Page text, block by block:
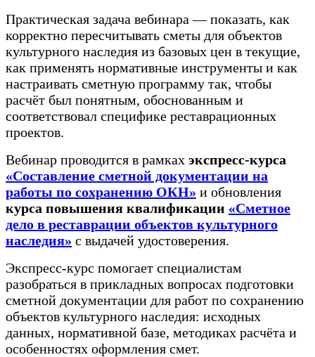
Практическая задача вебинара — показать, как
корректно пересчитывать сметы для объектов
культурного наследия из базовых цен в текущие,
как применять нормативные инструменты и как
настраивать сметную программу так, чтобы
расчёт был понятным, обоснованным и
соответствовал специфике реставрационных
проектов.
Вебинар проводится в рамках экспресс-курса
«Составление сметной документации на
работы по сохранению ОКН» и обновления
курса повышения квалификации «Сметное
дело в реставрации объектов культурного
наследия» ⁠ с выдачей удостоверения.
Экспресс-курс помогает специалистам
разобраться в прикладных вопросах подготовки
сметной документации для работ по сохранению
объектов культурного наследия: исходных
данных, нормативной базе, методиках расчёта и
особенностях оформления смет.